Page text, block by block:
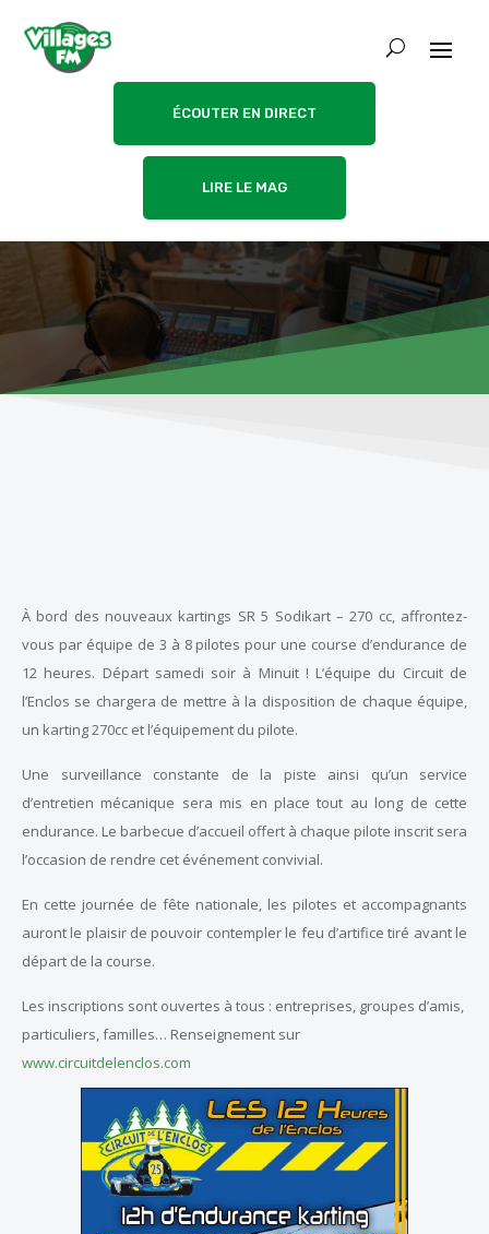
ÉCOUTER EN DIRECT
LIRE LE MAG
À bord des nouveaux kartings SR 5 Sodikart – 270 cc, affrontez-
vous par équipe de 3 à 8 pilotes pour une course d’endurance de
12 heures. Départ samedi soir à Minuit ! L’équipe du Circuit de
l’Enclos se chargera de mettre à la disposition de chaque équipe,
un karting 270cc et l’équipement du pilote.
Une surveillance constante de la piste ainsi qu’un service
d’entretien mécanique sera mis en place tout au long de cette
endurance. Le barbecue d’accueil offert à chaque pilote inscrit sera
l’occasion de rendre cet événement convivial.
En cette journée de fête nationale, les pilotes et accompagnants
auront le plaisir de pouvoir contempler le feu d’artifice tiré avant le
départ de la course.
Les inscriptions sont ouvertes à tous : entreprises, groupes d’amis,
particuliers, familles… Renseignement sur
www.circuitdelenclos.com